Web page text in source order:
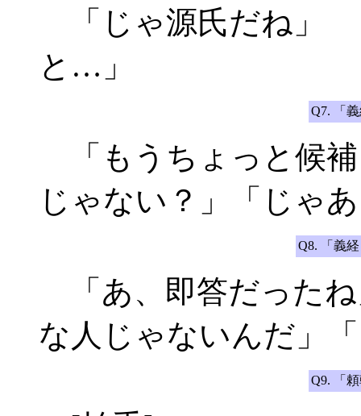
「じゃ源氏だね」
と…」
Q7. 「
「もうちょっと候
じゃない？」「じゃ
Q8. 「義
「あ、即答だった
な人じゃないんだ」
Q9. 「